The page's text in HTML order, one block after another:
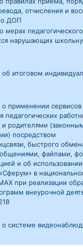
отчисления и
ДОП
мерах
нарушающих
итоговом
применении сервисов
педагогических
родителями
посредством
быстрого
файлами,
и об
в
при реализации
внеурочной
системе